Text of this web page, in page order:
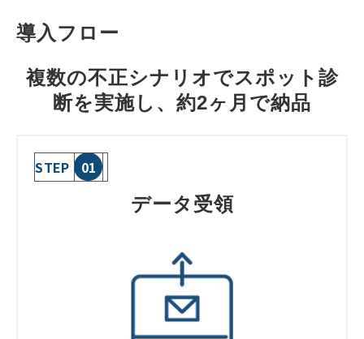
導入フロー
複数の不正シナリオでスポット診
断を実施し、約2ヶ月で納品
STEP 01
データ受領